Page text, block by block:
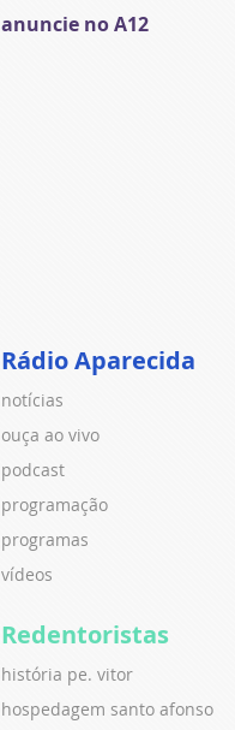
anuncie no A12
Rádio Aparecida
notícias
ouça ao vivo
podcast
programação
programas
vídeos
Redentoristas
história pe. vitor
hospedagem santo afonso